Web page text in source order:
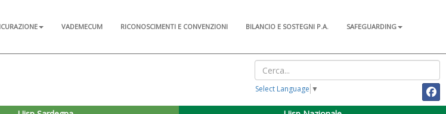
VADEMECUM RICONOSCIMENTI E CONVENZIONI BILANCIO E SOSTEGNI P.A.
SAFEGUARDING
Select Language ▼